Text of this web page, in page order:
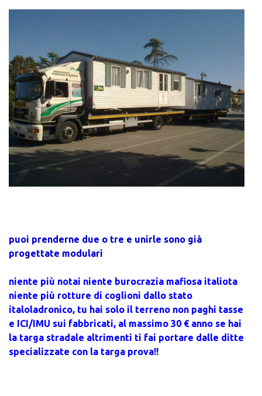
puoi prenderne due o tre e unirle sono già
progettate modulari
niente più notai niente burocrazia mafiosa italiota
niente più rotture di coglioni dallo stato
italoladronico, tu hai solo il terreno non paghi tasse
e ICI/IMU sui fabbricati, al massimo 30 € anno se hai
la targa stradale altrimenti ti fai portare dalle ditte
specializzate con la targa prova!!